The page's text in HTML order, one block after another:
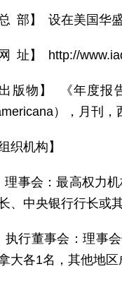
总 部】 设在美国华盛
网 址】 http://
出版物】 《年度报
），月刊，
组织机构】
理事会：最高权力
、中央银行行长或
执行董事会：理事
大各1名，其他地区